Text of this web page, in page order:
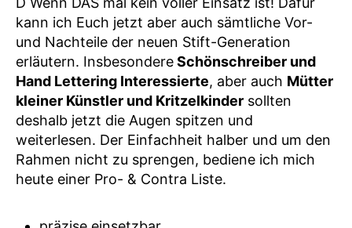
kann ich Euch jetzt aber auch sämtliche Vor-
und Nachteile der neuen Stift-Generation
erläutern. InsbesondereSchönschreiber und
Hand Lettering Interessierte, aber auch Mütter
kleiner Künstler und Kritzelkinder sollten
deshalb jetzt die Augen spitzen und
weiterlesen. Der Einfachheit halber und um den
Rahmen nicht zu sprengen, bediene ich mich
heute einer Pro- & Contra Liste.